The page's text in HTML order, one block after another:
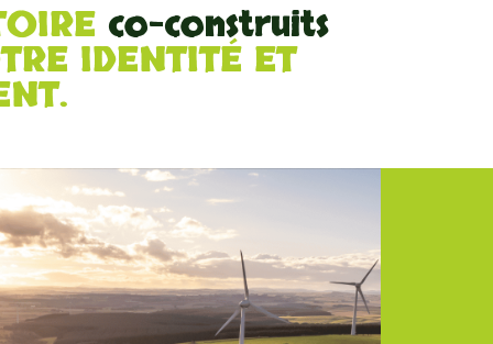
co-construits
IDENTITÉ ET